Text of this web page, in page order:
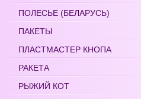
ПОЛЕСЬЕ (БЕЛАРУСЬ)
ПАКЕТЫ
ПЛАСТМАСТЕР КНОПА
РАКЕТА
РЫЖИЙ КОТ